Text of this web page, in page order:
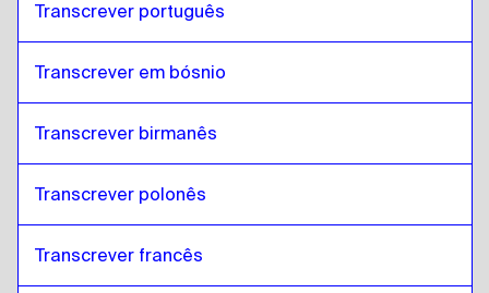
Transcrever português
Transcrever em bósnio
Transcrever birmanês
Transcrever polonês
Transcrever francês